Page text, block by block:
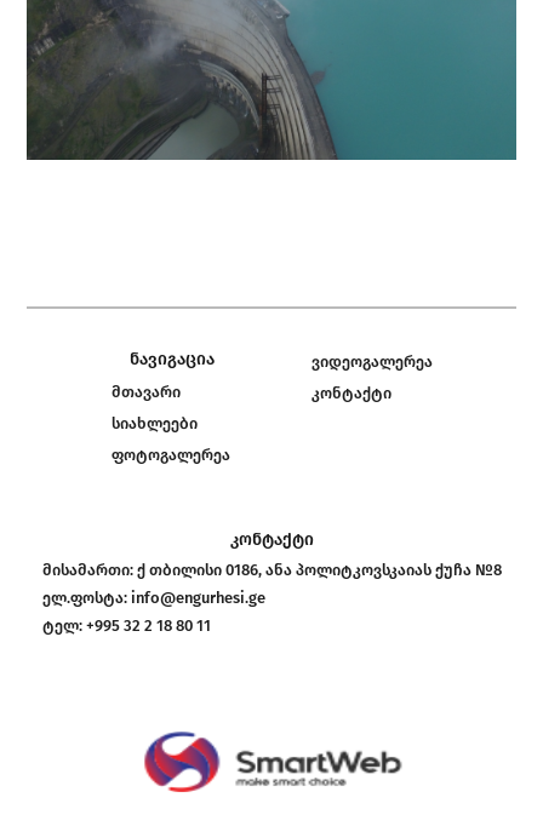
ნავიგაცია
მთავარი
სიახლეები
ფოტოგალერეა
ვიდეოგალერეა
კონტაქტი
კონტაქტი
მისამართი: ქ თბილისი 0186, ანა პოლიტკოვსკაიას ქუჩა №8
ელ.ფოსტა: info@engurhesi.ge
ტელ: +995 32 2 18 80 11